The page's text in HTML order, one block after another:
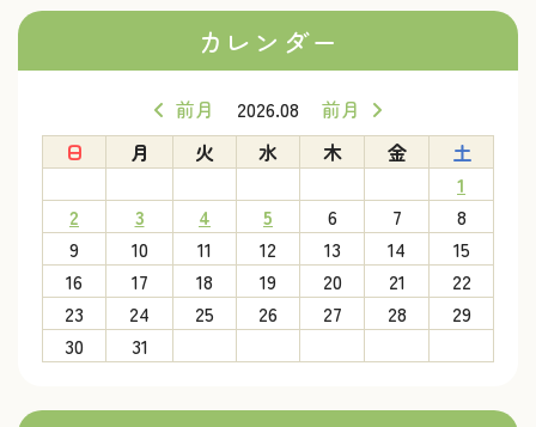
カレンダー
前月 2026.08
前月
日
月 火 水 木 金
土
1
2
3 4 5 6 7
8
9
10 11 12 13 14
15
16
17 18 19 20 21
22
23
24 25 26 27 28
29
30
31